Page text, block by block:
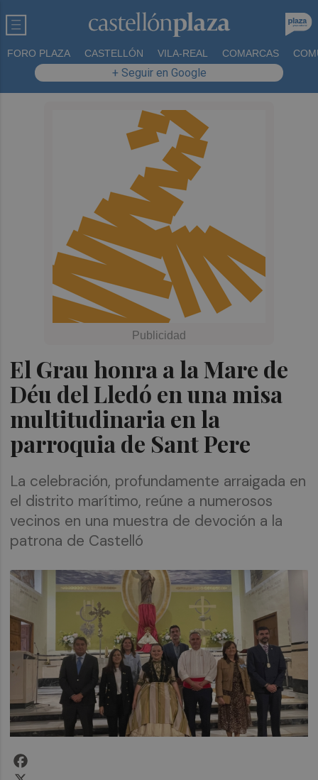
FORO PLAZA CASTELLÓN VILA-REAL COMARCAS
+ Seguir en Google
El Grau honra a la Mare de
Déu del Lledó en una misa
multitudinaria en la
parroquia de Sant Pere
La celebración, profundamente arraigada en
el distrito marítimo, reúne a numerosos
vecinos en una muestra de devoción a la
patrona de Castelló